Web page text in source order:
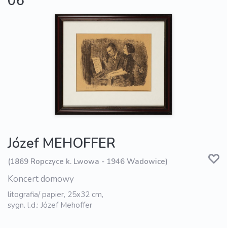
Józef MEHOFFER
(1869 Ropczyce k. Lwowa - 1946 Wadowice)
Koncert domowy
litografia/ papier, 25x32 cm,
sygn. l.d.: Józef Mehoffer